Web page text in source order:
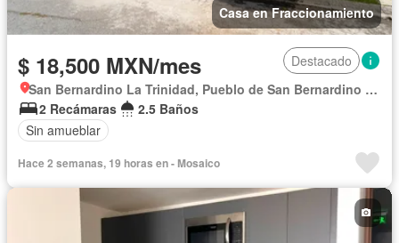
Casa en Fraccionamiento
$ 18,500 MXN/mes
Destacado
San Bernardino La Trinidad, Pueblo de San Bernardino Tlaxcalancingo
2 Recámaras
2.5 Baños
Sin amueblar
Hace 2 semanas, 19 horas en - Mosaico